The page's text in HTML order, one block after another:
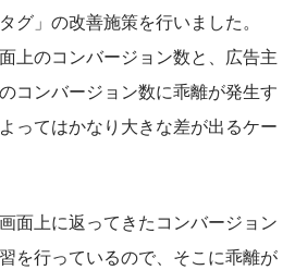
グ」の改善施策を行いました。
上のコンバージョン数と、広告主
コンバージョン数に乖離が発生す
ってはかなり大きな差が出るケー
面上に返ってきたコンバージョン
を行っているので、そこに乖離が